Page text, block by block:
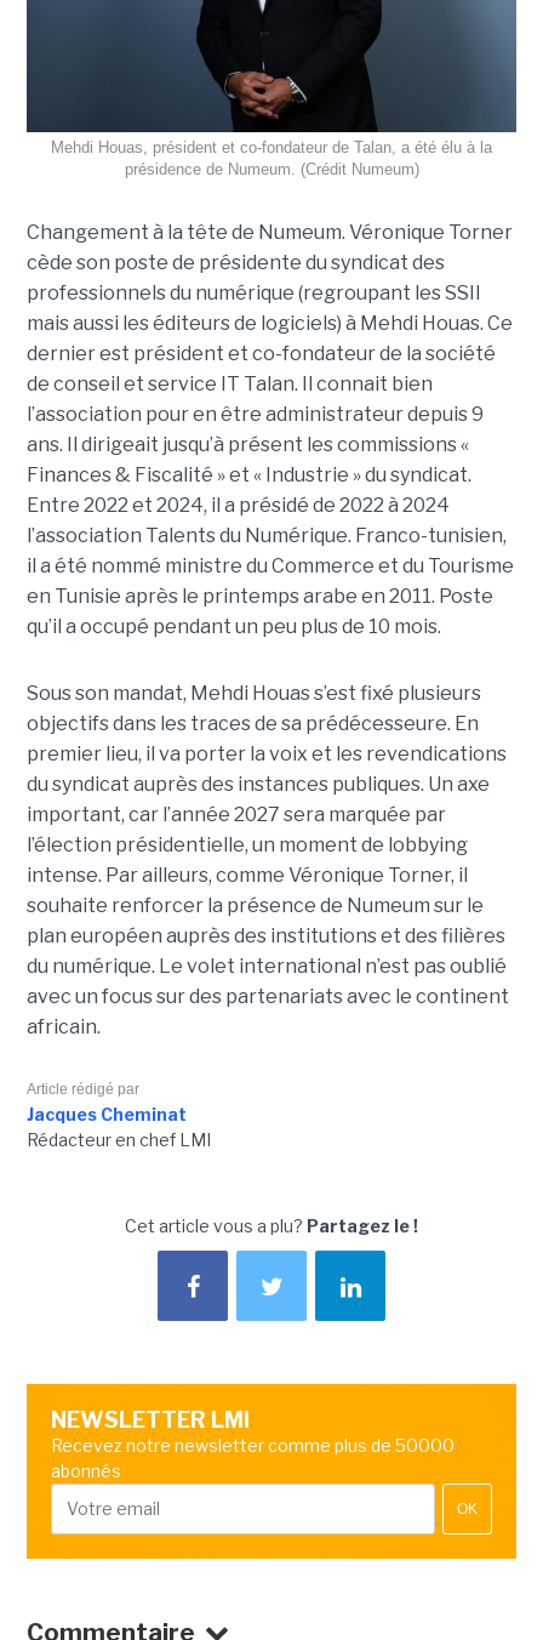
Mehdi Houas, président et co-fondateur de Talan, a été élu à la
présidence de Numeum. (Crédit Numeum)
Changement à la tête de Numeum. Véronique Torner
cède son poste de présidente du syndicat des
professionnels du numérique (regroupant les SSII
mais aussi les éditeurs de logiciels) à Mehdi Houas. Ce
dernier est président et co-fondateur de la société
de conseil et service IT Talan. Il connait bien
l’association pour en être administrateur depuis 9
ans. Il dirigeait jusqu’à présent les commissions «
Finances & Fiscalité » et « Industrie » du syndicat.
Entre 2022 et 2024, il a présidé de 2022 à 2024
l’association Talents du Numérique. Franco-tunisien,
il a été nommé ministre du Commerce et du Tourisme
en Tunisie après le printemps arabe en 2011. Poste
qu’il a occupé pendant un peu plus de 10 mois.
Sous son mandat, Mehdi Houas s’est fixé plusieurs
objectifs dans les traces de sa prédécesseure. En
premier lieu, il va porter la voix et les revendications
du syndicat auprès des instances publiques. Un axe
important, car l’année 2027 sera marquée par
l’élection présidentielle, un moment de lobbying
intense. Par ailleurs, comme Véronique Torner, il
souhaite renforcer la présence de Numeum sur le
plan européen auprès des institutions et des filières
du numérique. Le volet international n’est pas oublié
avec un focus sur des partenariats avec le continent
africain.
Article rédigé par
Jacques Cheminat
Rédacteur en chef LMI
Cet article vous a plu? Partagez le !
NEWSLETTER LMI
Recevez notre newsletter comme plus de 50000
abonnés
OK
Commentaire